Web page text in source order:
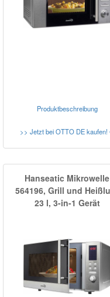
Produktbeschreibung
>> Jetzt bei OTTO DE
Hanseatic Mikrowelle
564196, Grill und
23 l, 3-in-1 Gerät